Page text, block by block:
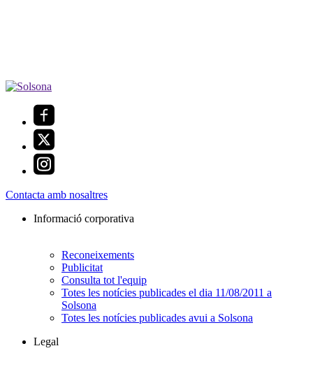
Contacta amb nosaltres
Informació corporativa
Reconeixements
Publicitat
Consulta tot l'equip
Totes les notícies publicades el dia 11/08/2011 a
Solsona
Totes les notícies publicades avui a Solsona
Legal